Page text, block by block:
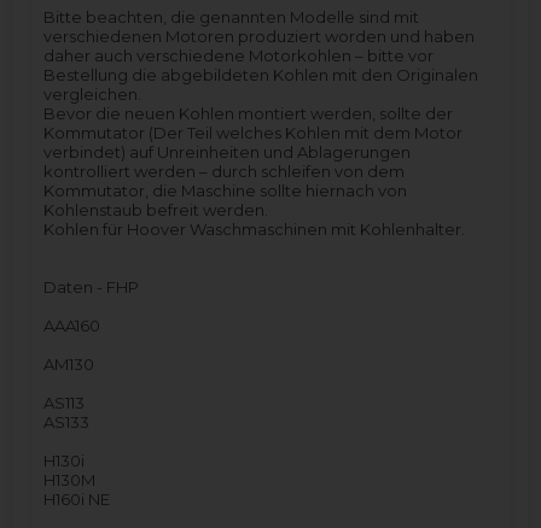
Bitte beachten, die genannten Modelle sind mit
verschiedenen Motoren produziert worden und haben
daher auch verschiedene Motorkohlen – bitte vor
Bestellung die abgebildeten Kohlen mit den Originalen
vergleichen.
Bevor die neuen Kohlen montiert werden, sollte der
Kommutator (Der Teil welches Kohlen mit dem Motor
verbindet) auf Unreinheiten und Ablagerungen
kontrolliert werden – durch schleifen von dem
Kommutator, die Maschine sollte hiernach von
Kohlenstaub befreit werden.
Kohlen für Hoover Waschmaschinen mit Kohlenhalter.
Daten - FHP
AAA160
AM130
AS113
AS133
H130i
H130M
H160i NE